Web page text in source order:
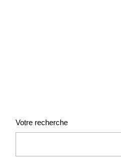
Votre recherche